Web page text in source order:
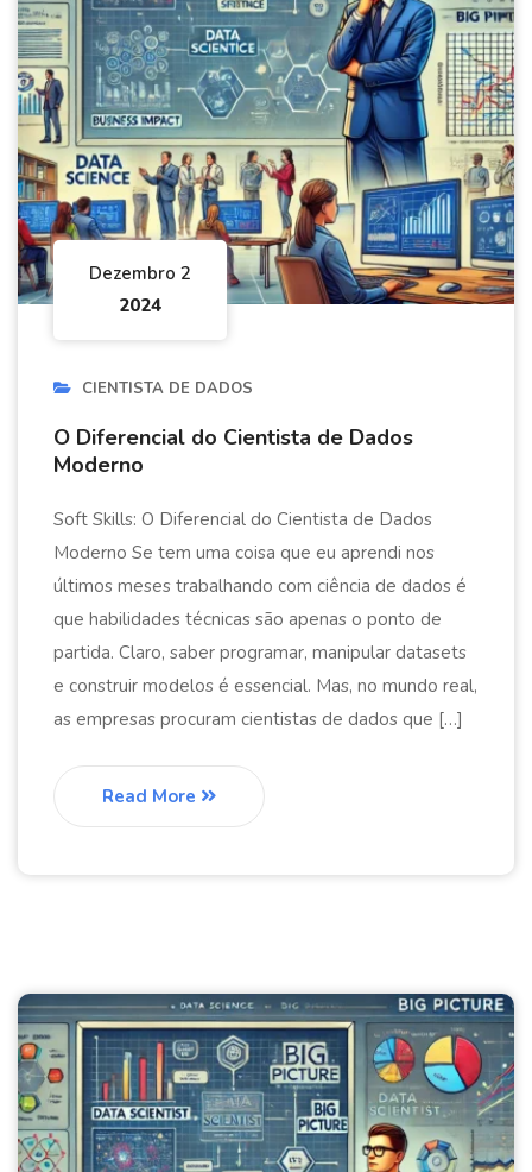
Dezembro 2
2024
CIENTISTA DE DADOS
O Diferencial do Cientista de Dados
Moderno
Soft Skills: O Diferencial do Cientista de Dados
Moderno Se tem uma coisa que eu aprendi nos
últimos meses trabalhando com ciência de dados é
que habilidades técnicas são apenas o ponto de
partida. Claro, saber programar, manipular datasets
e construir modelos é essencial. Mas, no mundo real,
as empresas procuram cientistas de dados que […]
Read More